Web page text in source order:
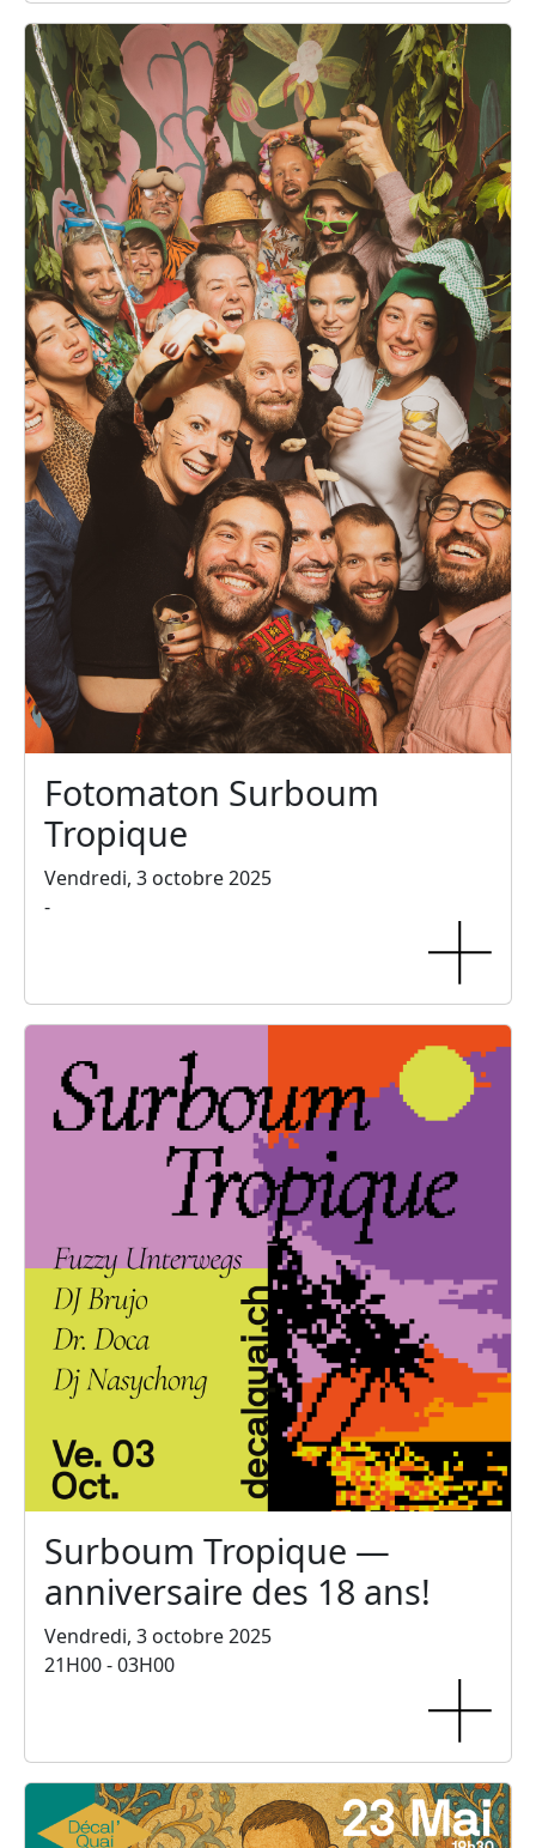
Fotomaton Surboum
Tropique
Vendredi, 3 octobre 2025
-
Surboum Tropique —
anniversaire des 18 ans!
Vendredi, 3 octobre 2025
21H00 - 03H00